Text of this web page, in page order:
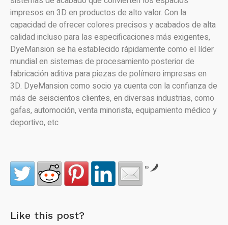
impresos en 3D en productos de alto valor. Con la
capacidad de ofrecer colores precisos y acabados de alta
calidad incluso para las especificaciones más exigentes,
DyeMansion se ha establecido rápidamente como el líder
mundial en sistemas de procesamiento posterior de
fabricación aditiva para piezas de polímero impresas en
3D. DyeMansion como socio ya cuenta con la confianza de
más de seiscientos clientes, en diversas industrias, como
gafas, automoción, venta minorista, equipamiento médico y
deportivo, etc
by
Like this post?